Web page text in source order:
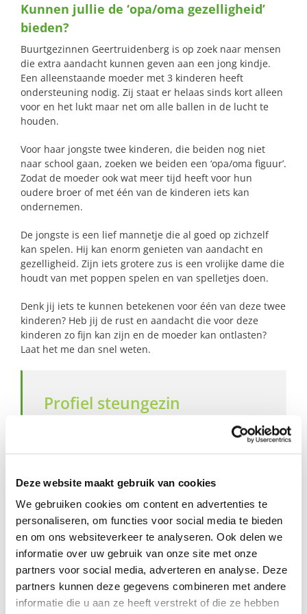
Deze website maakt gebruik van cookies
We gebruiken cookies om content en advertenties te
personaliseren, om functies voor social media te bieden
en om ons websiteverkeer te analyseren. Ook delen we
informatie over uw gebruik van onze site met onze
partners voor social media, adverteren en analyse. Deze
partners kunnen deze gegevens combineren met andere
informatie die u aan ze heeft verstrekt of die ze hebben
naar:
Kunnen jullie de ‘opa/oma gezelligheid’
bieden?
Buurtgezinnen Geertruidenberg is op zoek naar mensen
die extra aandacht kunnen geven aan een jong kindje.
Een alleenstaande moeder met 3 kinderen heeft
ondersteuning nodig. Zij staat er helaas sinds kort alleen
voor en het lukt maar net om alle ballen in de lucht te
houden.
Voor haar jongste twee kinderen, die beiden nog niet
naar school gaan, zoeken we beiden een ‘opa/oma figuur’.
Zodat de moeder ook wat meer tijd heeft voor hun
oudere broer of met één van de kinderen iets kan
ondernemen.
De jongste is een lief mannetje die al goed op zichzelf
kan spelen. Hij kan enorm genieten van aandacht en
gezelligheid. Zijn iets grotere zus is een vrolijke dame die
houdt van met poppen spelen en van spelletjes doen.
Denk jij iets te kunnen betekenen voor één van deze twee
kinderen? Heb jij de rust en aandacht die voor deze
kinderen zo fijn kan zijn en de moeder kan ontlasten?
Laat het me dan snel weten.
Profiel steungezin
Wij zoeken een ‘opa/oma figuur’ in de buurt van
kindje om te gaan;
Waar een jong kindje af en toe een paar
uurtjes mag komen;
Die wat tijd en aandacht over heeft.
Wil je meer informatie?